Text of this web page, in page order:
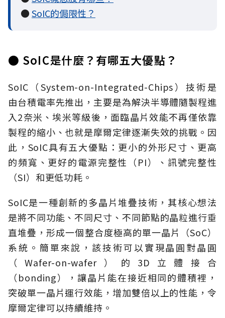
●SoIC的侷限性？
● SoIC是什麼？有哪五大優點？
SoIC（System-on-Integrated-Chips）技術是
由台積電率先推出，主要是為解決半導體隨製程進
入2奈米、埃米等級後，面臨晶片效能不再僅依靠
製程的縮小、也就是摩爾定律逐漸失效的挑戰。因
此，SoIC具有五大優點：更小的外形尺寸、更高
的頻寬、更好的電源完整性（PI）、訊號完整性
（SI）和更低功耗。
SoIC是一種創新的多晶片堆疊技術，其核心想法
是將不同功能、不同尺寸、不同節點的晶粒進行垂
直堆疊，形成一個整合度極高的單一晶片（SoC）
系統。簡單來說，該技術可以實現晶圓對晶圓
（Wafer-on-wafer）的3D立體接合
（bonding），讓晶片能在接近相同的體積裡，
突破單一晶片運行效能，增加雙倍以上的性能，令
摩爾定律可以持續維持。